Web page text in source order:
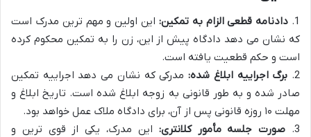
1. دادنامه قطعی الزام به تمکین: این اولین و مهم ترین مدرک است
که نشان می دهد دادگاه پیش از این، زن را به تمکین محکوم کرده
است و حکم قطعیت یافته است.
2. برگ اجراییه ابلاغ شده:مدرکی که نشان می دهد اجراییه تمکین
صادر شده و به طور قانونی به زوجه ابلاغ شده است. تاریخ ابلاغ و
مهلت ۱۰ روزه قانونی پس از آن، برای دادگاه ملاک عمل خواهد بود.
3.
صورت جلسه مأمور کلانتری: این مدرک، یکی از قوی ترین و